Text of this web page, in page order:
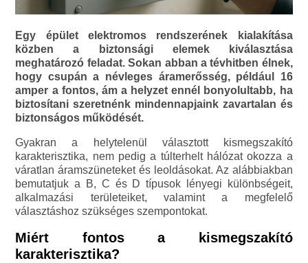
Egy épület elektromos rendszerének kialakítása
közben a biztonsági elemek kiválasztása
meghatározó feladat. Sokan abban a tévhitben élnek,
hogy csupán a névleges áramerősség, például 16
amper a fontos, ám a helyzet ennél bonyolultabb, ha
biztosítani szeretnénk mindennapjaink zavartalan és
biztonságos működését.
Gyakran a helytelenül választott kismegszakító
karakterisztika, nem pedig a túlterhelt hálózat okozza a
váratlan áramszüneteket és leoldásokat. Az alábbiakban
bemutatjuk a B, C és D típusok lényegi különbségeit,
alkalmazási területeiket, valamint a megfelelő
választáshoz szükséges szempontokat.
Miért fontos a kismegszakító
karakterisztika?